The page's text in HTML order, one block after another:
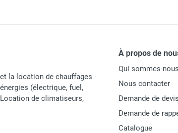
la location de chauffages
(électrique, fuel,
de climatiseurs,
À propos de
Qui sommes-
Nous contacter
Demande de devis
Demande de
Catalogue